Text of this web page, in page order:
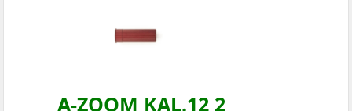
A-ZOOM KAL.12 2